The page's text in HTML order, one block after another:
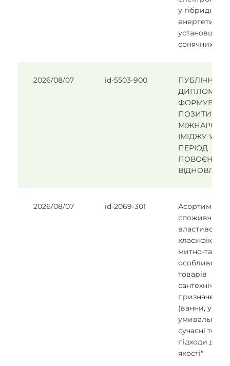
у гібридній
енергетичній
установці на
сонячних
2026/08/07 id-5503-900
ПУБЛІЧНА
ІМІДЖУ
ПЕРІОД
2026/08/07 id-2069-301
Асортимент,
споживчі
властивості,
класифікація
митно-
особливості
товарів
призначення
(ванни,
сучасні
підходи до
якості"